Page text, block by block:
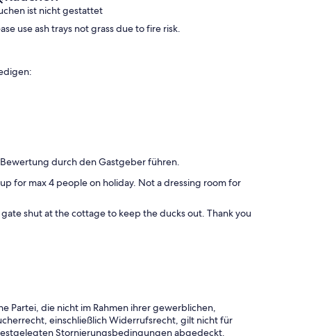
ist nicht gestattet
use ash trays not grass due to fire risk.
durch den Gastgeber führen.
for max 4 people on holiday. Not a dressing room for
shut at the cottage to keep the ducks out. Thank you
Partei, die nicht im Rahmen ihrer gewerblichen,
einschließlich Widerrufsrecht, gilt nicht für
Stornierungsbedingungen abgedeckt.